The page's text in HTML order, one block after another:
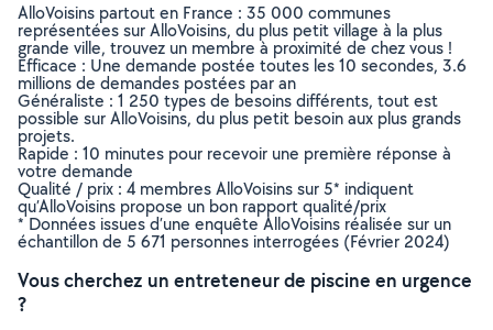
AlloVoisins partout en France : 35 000 communes
représentées sur AlloVoisins, du plus petit village à la plus
grande ville, trouvez un membre à proximité de chez vous !
Efficace : Une demande postée toutes les 10 secondes, 3.6
millions de demandes postées par an
Généraliste : 1 250 types de besoins différents, tout est
possible sur AlloVoisins, du plus petit besoin aux plus grands
projets.
Rapide : 10 minutes pour recevoir une première réponse à
votre demande
Qualité / prix : 4 membres AlloVoisins sur 5* indiquent
qu’AlloVoisins propose un bon rapport qualité/prix
* Données issues d’une enquête AlloVoisins réalisée sur un
échantillon de 5 671 personnes interrogées (Février 2024)
Vous cherchez un entreteneur de piscine en urgence
?